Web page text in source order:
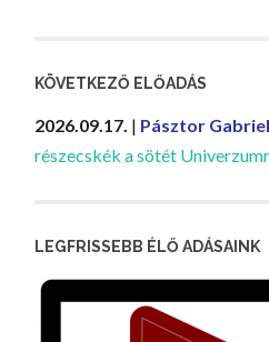
KÖVETKEZŐ ELŐADÁS
2026.09.17. | Pásztor
részecskék a sötét
LEGFRISSEBB ÉLŐ ADÁSAINK